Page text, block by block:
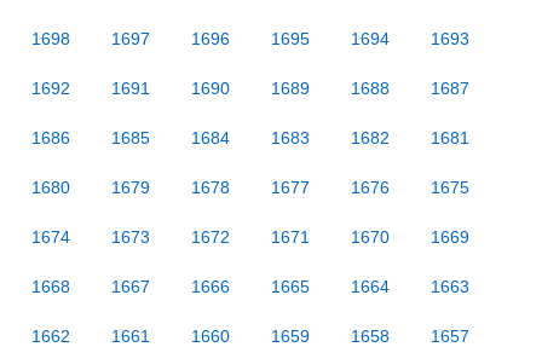
1698 1697 1696 1695 1694 1693
1692 1691 1690 1689 1688 1687
1686 1685 1684 1683 1682 1681
1680 1679 1678 1677 1676 1675
1674 1673 1672 1671 1670 1669
1668 1667 1666 1665 1664 1663
1662 1661 1660 1659 1658 1657